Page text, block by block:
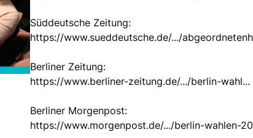
Süddeutsche Zeitung:
https://www.sueddeutsche.de/.../
Berliner Zeitung:
https://www.berliner-zeitung.de/.../berlin-wahl...
Berliner Morgenpost:
https://www.morgenpost.de/.../berlin-wahlen-